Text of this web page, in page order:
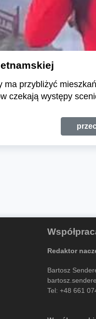
przybliżyć
czekają występy
Redaktor
Bartosz
Tel: +48 661